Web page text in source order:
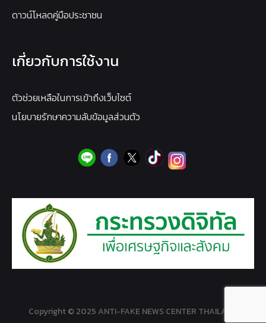
ดาวน์โหลดคู่มือประชาชน
เกี่ยวกับการใช้งาน
ตัวช่วยเหลือในการเข้าถึงเว็บไซต์
นโยบายรักษาความลับข้อมูลส่วนตัว
Copyright © 2025 ANTI-FAKE NEWS CENTER THAILAND